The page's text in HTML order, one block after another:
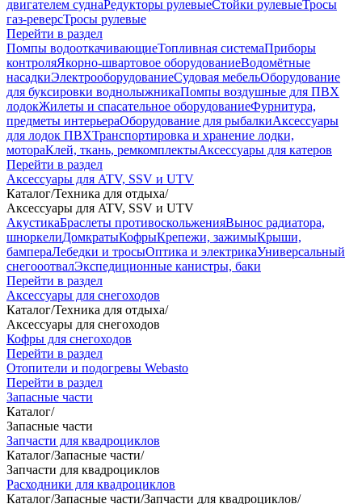
двигателем суднаРедукторы рулевыеСтойки рулевыеТросы
газ-реверсТросы рулевые
Перейти в раздел
Помпы водооткачивающиеТопливная системаПриборы
контроляЯкорно-швартовое оборудованиеВодомётные
насадкиЭлектрооборудованиеСудовая мебельОборудование
для буксировки воднолыжникаПомпы воздушные для ПВХ
лодокЖилеты и спасательное оборудованиеФурнитура,
предметы интерьераОборудование для рыбалкиАксессуары
для лодок ПВХТранспортировка и хранение лодки,
мотораКлей, ткань, ремкомплектыАксессуары для катеров
Перейти в раздел
Аксессуары для ATV, SSV и UTV
Каталог/Техника для отдыха/
Аксессуары для ATV, SSV и UTV
АкустикаБраслеты противоскольженияВынос радиатора,
шноркелиДомкратыКофрыКрепежи, зажимыКрыши,
бампераЛебедки и тросыОптика и электрикаУниверсальный
снегооотвалЭкспедиционные канистры, баки
Перейти в раздел
Аксессуары для снегоходов
Каталог/Техника для отдыха/
Аксессуары для снегоходов
Кофры для снегоходов
Перейти в раздел
Отопители и подогревы Webasto
Перейти в раздел
Запасные части
Каталог/
Запасные части
Запчасти для квадроциклов
Каталог/Запасные части/
Запчасти для квадроциклов
Расходники для квадроциклов
Каталог/Запасные части/Запчасти для квадроциклов/